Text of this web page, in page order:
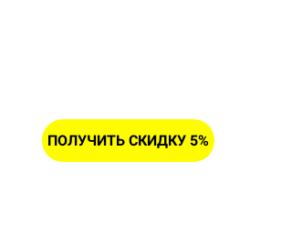
ПОЛУЧИТЬ СКИДКУ 5%